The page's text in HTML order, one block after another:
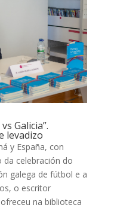
Galicia”.
levadizo
y España, con
da celebración do
galega de fútbol e a
o escritor
na biblioteca